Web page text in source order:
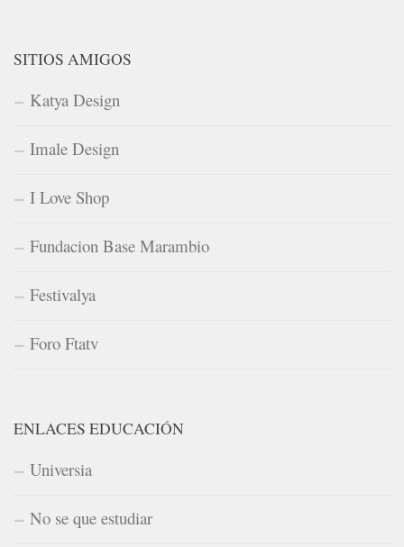
SITIOS AMIGOS
Katya Design
Imale Design
I Love Shop
Fundacion Base Marambio
Festivalya
Foro Ftatv
ENLACES EDUCACIÓN
Universia
No se que estudiar